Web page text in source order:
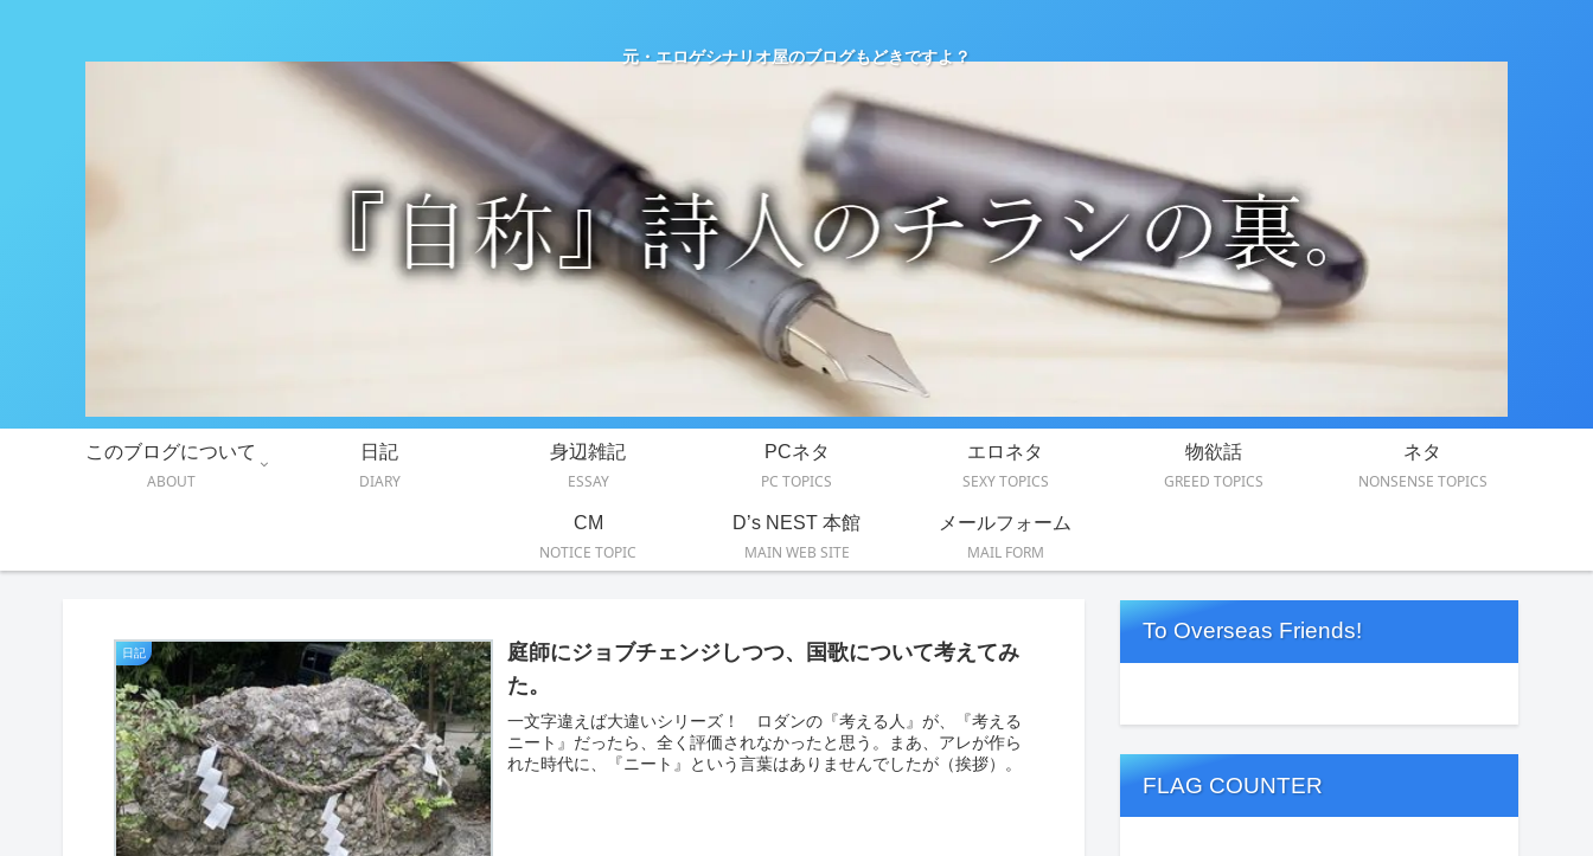
元・エロゲシナリオ屋のブログもどきですよ？
このブログについて
ABOUT
日記
DIARY
身辺雑記
ESSAY
PCネタ
PC TOPICS
エロネタ
SEXY TOPICS
物欲話
GREED TOPICS
ネタ
NONSENSE TOPICS
CM
NOTICE TOPIC
D’s NEST 本館
MAIN WEB SITE
メールフォーム
MAIL FORM
日記
庭師にジョブチェンジしつつ、国歌について考えてみ
た。
一文字違えば大違いシリーズ！ ロダンの『考える人』が、『考える
ニート』だったら、全く評価されなかったと思う。まあ、アレが作ら
れた時代に、『ニート』という言葉はありませんでしたが（挨拶）。
To Overseas Friends!
FLAG COUNTER